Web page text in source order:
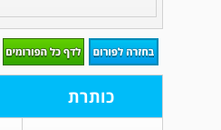
כותרת